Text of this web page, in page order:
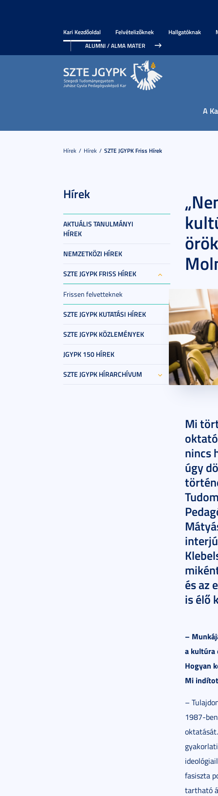
Kari Kezdőoldal Felvételizőknek Hallgatóknak
ALUMNI / ALMA MATER
A
Hírek Hírek SZTE JGYPK Friss Hírek
Hírek
AKTUÁLIS TANULMÁNYI
HÍREK
NEMZETKÖZI HÍREK
SZTE JGYPK FRISS HÍREK
Frissen felvetteknek
SZTE JGYPK KUTATÁSI HÍREK
SZTE JGYPK KÖZLEMÉNYEK
JGYPK 150 HÍREK
SZTE JGYPK HÍRARCHÍVUM
Mi
nincs
úgy
és az
is élő
–
a kultúra
Hogyan
Mi
–
1987-
fasiszta
tartható